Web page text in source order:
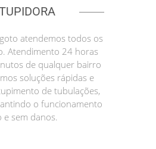
atendemos todos os
Atendimento 24 horas
de qualquer bairro
soluções rápidas e
de tubulações,
o funcionamento
e sem danos.